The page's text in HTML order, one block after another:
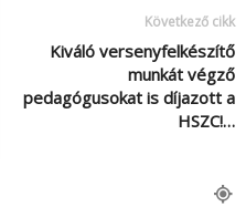
Következő cikk
Kiváló versenyfelkészítő
munkát végző
pedagógusokat is díjazott a
HSZC!…